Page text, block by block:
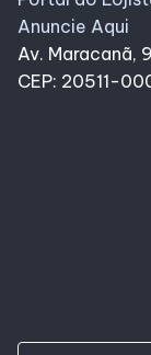
Anuncie Aqui
Av. Maracanã,
CEP: 20511-